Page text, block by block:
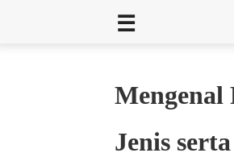
Mengenal
Jenis